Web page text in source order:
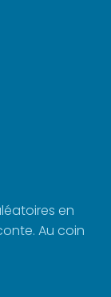
en
Au coin